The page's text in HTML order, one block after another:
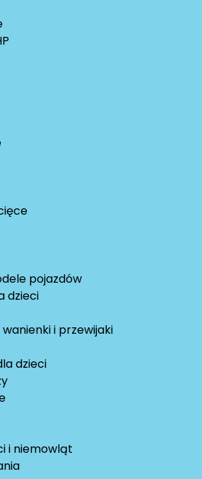
pojazdów
dzieci
i przewijaki
dzieci
i niemowląt